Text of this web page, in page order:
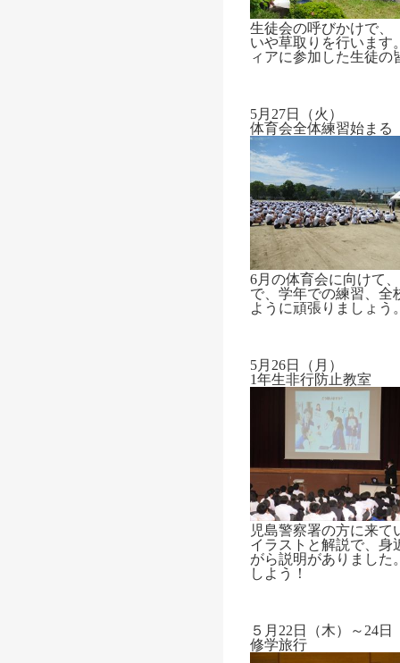
生徒会の呼びかけで、
いや草取りを行います
ィアに参加した生徒
5月27日（火）
体育会全体練習始まる
6月の体育会に向けて
で、学年での練習、全
ように頑張りましょう
5月26日（月）
1年生非行防止教室
児島警察署の方に来
イラストと解説で、身
がら説明がありました
しよう！
５月22日（木）～24日
修学旅行